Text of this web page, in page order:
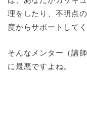
理をしたり、不明点
度からサポートしてく
そんなメンター（講
に最悪ですよね。